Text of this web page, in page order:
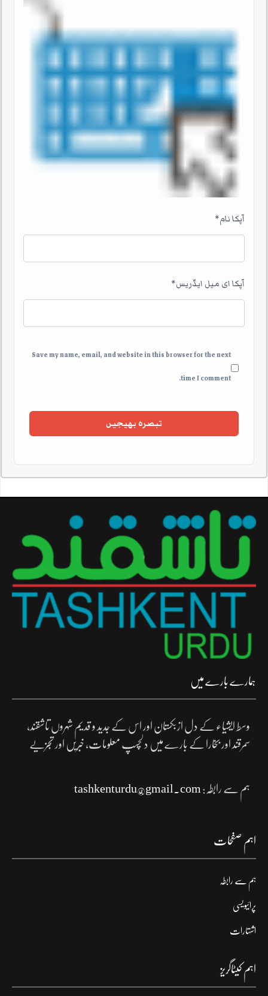
آپکا نام*
آپکا ای میل ایڈریس*
Save my name, email, and website in this browser for the next
time I comment.
ہمارے بارے میں
وسط ایشیاء کے دل ازبکستان اور اس کے جدید و قدیم شہروں تاشقند،
سمرقند اور بخارا کے بارے میں دلچسپ معلومات، خبریں اور تجزیے
ہم سے رابطہ: tashkenturdu@gmail.com
اہم صفحات
ہم سے رابطہ
پرائیویسی
اشتہارات
اہم کیٹاگریز